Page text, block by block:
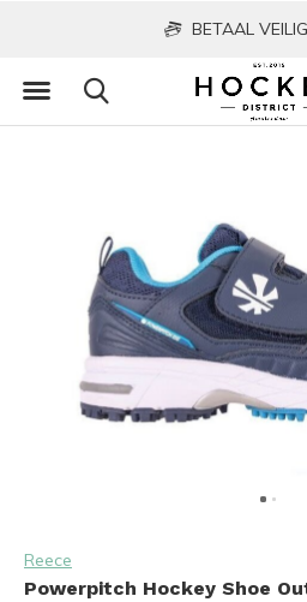
BETAAL
Reece
Powerpitch Hockey Shoe